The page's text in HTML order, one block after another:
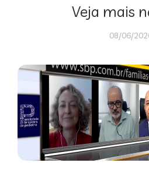
Veja mais
08/06/